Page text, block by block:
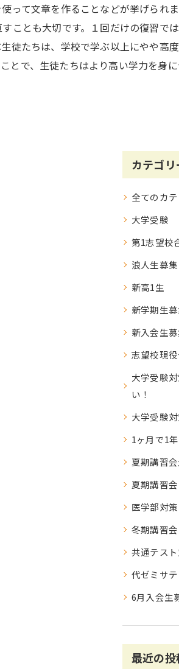
って文章を作ることなどが挙げられ
ことも大切です。１回だけの復習で
徒たちは、学校で学ぶ以上にやや高
で、生徒たちはより高い学力を身に
カテゴリ
全てのカ
大学受験
第1志望校
浪人生募
新高1生
新学期生
新入会生
志望校現
大学受験
い！
大学受験
1ヶ月で1
夏期講習
夏期講習会
医学部対策
冬期講習会
共通テス
代ゼミサ
6月入会生
最近の投